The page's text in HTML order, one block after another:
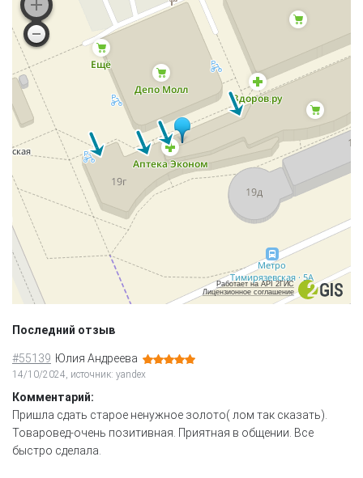
Работает на API 2ГИС
Лицензионное соглашение
Последний отзыв
#55139 Юлия Андреева
14/10/2024, источник: yandex
Комментарий:
Пришла сдать старое ненужное золото( лом так сказать).
Товаровед-очень позитивная. Приятная в общении. Все
быстро сделала.